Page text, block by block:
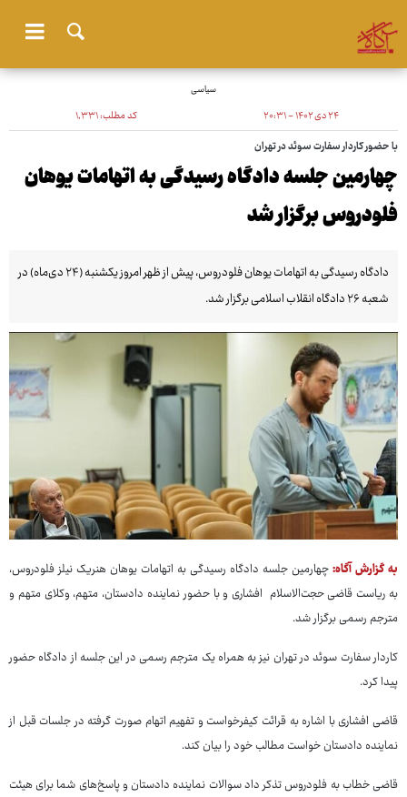
سیاسی
۲۴ دی ۱۴۰۲ - ۲۰:۳۱ کد مطلب:۱٬۳۳۱
با حضور کاردار سفارت سوئد در تهران
چهارمین جلسه دادگاه رسیدگی به اتهامات یوهان
فلودروس برگزار شد
دادگاه رسیدگی به اتهامات یوهان فلودروس، پیش از ظهر امروز یکشنبه (۲۴ دی‌ماه) در
شعبه ٢۶ دادگاه انقلاب اسلامی برگزار شد.
به گزارش آگاه:چهارمین جلسه دادگاه رسیدگی به اتهامات یوهان هنریک نیلز فلودروس،
به ریاست قاضی حجت‌الاسلام افشاری و با حضور نماینده دادستان، متهم، وکلای متهم و
مترجم رسمی برگزار شد.
کاردار سفارت سوئد در تهران نیز به همراه یک مترجم رسمی در این جلسه از دادگاه حضور
پیدا کرد.
قاضی افشاری با اشاره به قرائت کیفرخواست و تفهیم اتهام صورت گرفته در جلسات قبل از
نماینده دادستان خواست مطالب خود را بیان کند.
قاضی خطاب به فلودروس تذکر داد سوالات نماینده دادستان و پاسخ‌های شما برای هیئت